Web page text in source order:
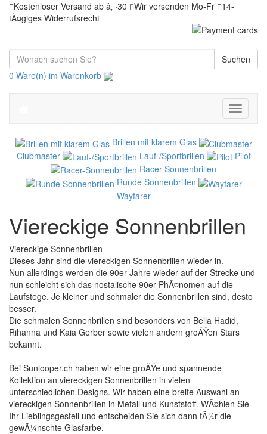
Kostenloser Versand ab â‚¬30 Wir versenden Mo-Fr
14-
tÃ¤giges Widerrufsrecht
Suchen
0 Ware(n) im Warenkorb
Toggle
Brillen mit klarem Glas
Clubmaster
Lauf-/Sportbrillen
Pilot
Racer-Sonnenbrillen
Runde Sonnenbrillen
Wayfarer
Viereckige Sonnenbrillen
Viereckige Sonnenbrillen
Dieses Jahr sind die viereckigen Sonnenbrillen wieder in.
Nun allerdings werden die 90er Jahre wieder auf der Strecke und
nun schleicht sich das nostalische 90er-PhÃ¤nomen auf die
Laufstege. Je kleiner und schmaler die Sonnenbrillen sind, desto
besser.
Die schmalen Sonnenbrillen sind besonders von Bella Hadid,
Rihanna und Kaia Gerber sowie vielen andern groÃŸen Stars
bekannt.
Bei Sunlooper.ch haben wir eine groÃŸe und spannende
Kollektion an viereckigen Sonnenbrillen in vielen
unterschiedlichen Designs. Wir haben eine breite Auswahl an
viereckigen Sonnenbrillen in Metall und Kunststoff. WÃ¤hlen Sie
Ihr Lieblingsgestell und entscheiden Sie sich dann fÃ¼r die
gewÃ¼nschte Glasfarbe.